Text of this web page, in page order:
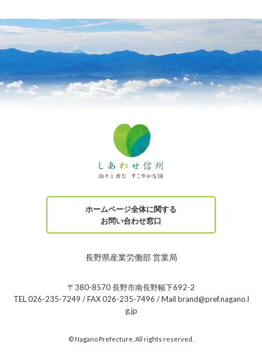
ホームページ全体に関する
お問い合わせ窓口
長野県産業労働部 営業局
〒380-8570 長野市南長野幅下692-2
TEL 026-235-7249 / FAX 026-235-7496 / Mail brand@pref.nagano.l
g.jp
© Nagano Prefecture. All rights reserved.